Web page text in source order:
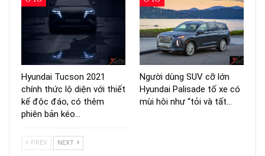
Hyundai Tucson 2021
chính thức lộ diện với thiết
kế độc đáo, có thêm
phiên bản kéo…
Người dùng SUV cỡ lớn
Hyundai Palisade tố xe có
mùi hôi như “tỏi và tất…
PREV NEXT